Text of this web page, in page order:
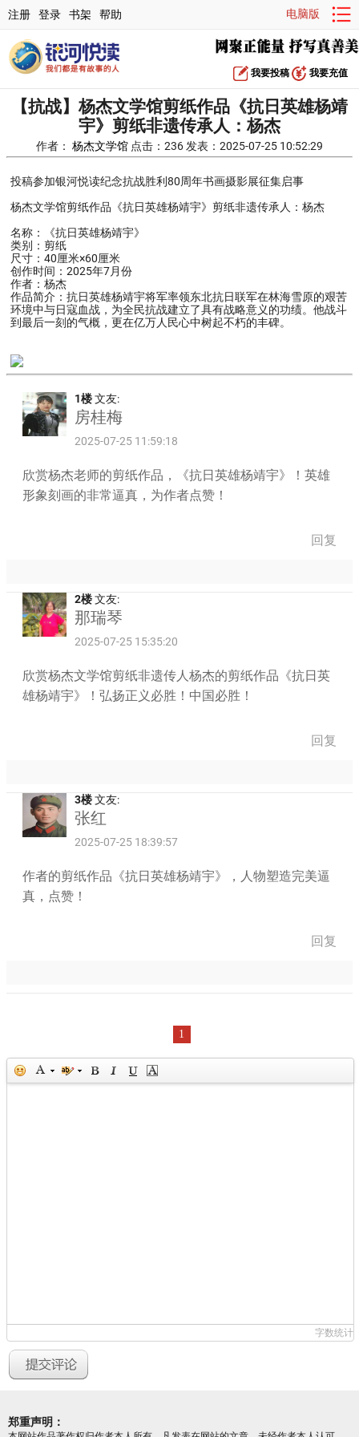
注册 登录 书架 帮助 电脑版
我要投稿 我要充值
【抗战】杨杰文学馆剪纸作品《抗日英雄杨靖
宇》剪纸非遗传承人：杨杰
作者： 杨杰文学馆 点击：236 发表：2025-07-25 10:52:29
投稿参加银河悦读纪念抗战胜利80周年书画摄影展征集启事
杨杰文学馆剪纸作品《抗日英雄杨靖宇》剪纸非遗传承人：杨杰
名称：《抗日英雄杨靖宇》
类别：剪纸
尺寸：40厘米×60厘米
创作时间：2025年7月份
作者：杨杰
作品简介：抗日英雄杨靖宇将军率领东北抗日联军在林海雪原的艰苦
环境中与日寇血战，为全民抗战建立了具有战略意义的功绩。他战斗
到最后一刻的气概，更在亿万人民心中树起不朽的丰碑。
1楼文友:
房桂梅
2025-07-25 11:59:18
欣赏杨杰老师的剪纸作品，《抗日英雄杨靖宇》！英雄
形象刻画的非常逼真，为作者点赞！
回复
2楼文友:
那瑞琴
2025-07-25 15:35:20
欣赏杨杰文学馆剪纸非遗传人杨杰的剪纸作品《抗日英
雄杨靖宇》！弘扬正义必胜！中国必胜！
回复
3楼文友:
张红
2025-07-25 18:39:57
作者的剪纸作品《抗日英雄杨靖宇》，人物塑造完美逼
真，点赞！
回复
1
字数统计
郑重声明：